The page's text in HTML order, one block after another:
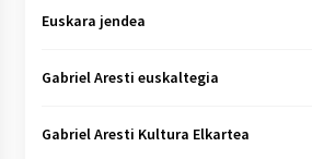
Euskara jendea
Gabriel Aresti euskaltegia
Gabriel Aresti Kultura Elkartea